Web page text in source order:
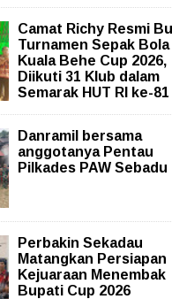
Camat Richy Resmi
Turnamen Sepak Bola
Kuala Behe Cup 2026,
Diikuti 31 Klub dalam
Semarak HUT RI ke-81
Danramil bersama
anggotanya Pentau
Pilkades PAW Sebadu
Perbakin Sekadau
Matangkan Persiapan
Kejuaraan Menembak
Bupati Cup 2026